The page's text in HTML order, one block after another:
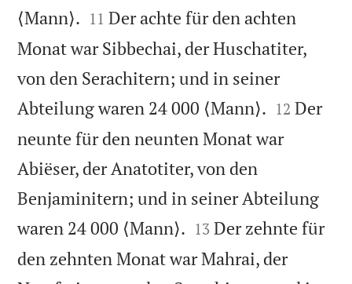
⟨Mann⟩. 

11 Der achte für den achten
Monat war Sibbechai, der Huschatiter,
von den Serachitern; und in seiner
Abteilung waren 24 000 ⟨Mann⟩. 

12 Der
neunte für den neunten Monat war
Abiëser, der Anatotiter, von den
Benjaminitern; und in seiner Abteilung
waren 24 000 ⟨Mann⟩. 

13 Der zehnte für
den zehnten Monat war Mahrai, der